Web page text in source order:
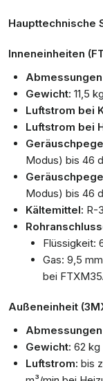
Haupttechnische
Inneneinheiten
Abmessungen
Gewicht: 11,5
Luftstrom bei
Luftstrom bei
Modus) bis 46
Modus) bis 46
Kältemittel: R-
Flüssigkeit:
Gas: 9,5
bei
Außeneinheit
Abmessungen
Gewicht: 62 kg
Luftstrom: bis